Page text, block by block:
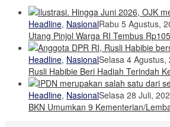
Headline, NasionalRabu 5 Agustus,
Utang Pinjol Warga RI Tembus
Headline, NasionalSelasa 4 Agustus,
Rusli Habibie Beri Hadiah Terindah
Headline, NasionalSelasa 28 Juli,
BKN Umumkan 9 Kementerian/